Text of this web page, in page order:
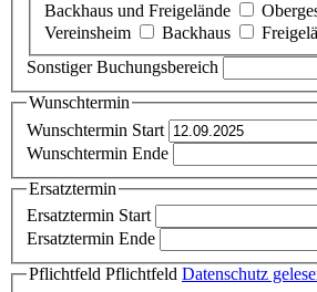
Backhaus und Freigelände
Vereinsheim
Backhaus
Sonstiger Buchungsbereich
Wunschtermin
Wunschtermin Start
Wunschtermin Ende
Ersatztermin
Ersatztermin Start
Ersatztermin Ende
Pflichtfeld Pflichtfeld Datenschutz